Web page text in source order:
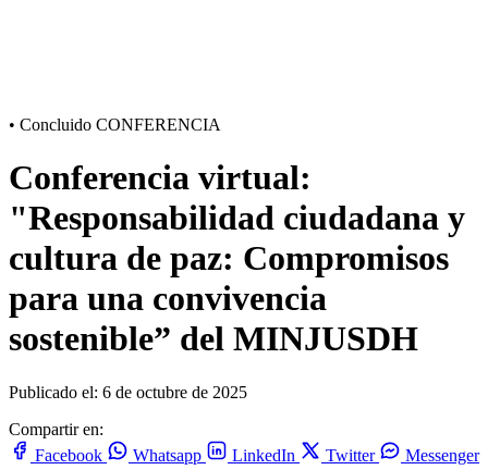
• Concluido CONFERENCIA
Conferencia virtual:
"Responsabilidad ciudadana y
cultura de paz: Compromisos
para una convivencia
sostenible” del MINJUSDH
Publicado el: 6 de octubre de 2025
Compartir en:
Facebook
Whatsapp LinkedIn Twitter Messenger